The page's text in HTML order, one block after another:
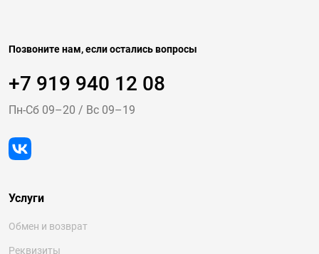
Услуги
Обмен и возврат
Реквизиты
Позвоните нам, если остались вопросы
+7 919 940 12 08
Пн-Cб 09–20 / Вс 09–19